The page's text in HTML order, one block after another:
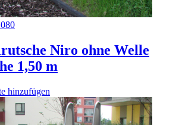
Niro ohne Welle
1,50 m
hinzufügen